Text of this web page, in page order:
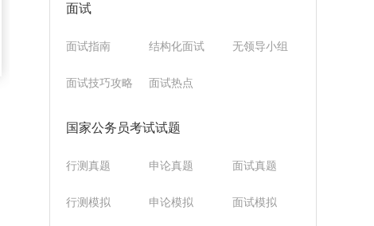
面试
面试指南 结构化面试 无领导小组
面试技巧攻略 面试热点
国家公务员考试试题
行测真题 申论真题 面试真题
行测模拟 申论模拟 面试模拟